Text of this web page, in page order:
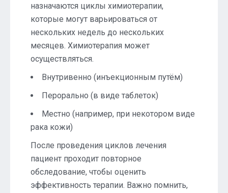
назначаются циклы химиотерапии,
которые могут варьироваться от
нескольких недель до нескольких
месяцев. Химиотерапия может
осуществляться.
Внутривенно (инъекционным путём)
Перорально (в виде таблеток)
Местно (например, при некотором виде
рака кожи)
После проведения циклов лечения
пациент проходит повторное
обследование, чтобы оценить
эффективность терапии. Важно помнить,